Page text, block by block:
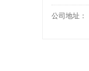
公司地址：